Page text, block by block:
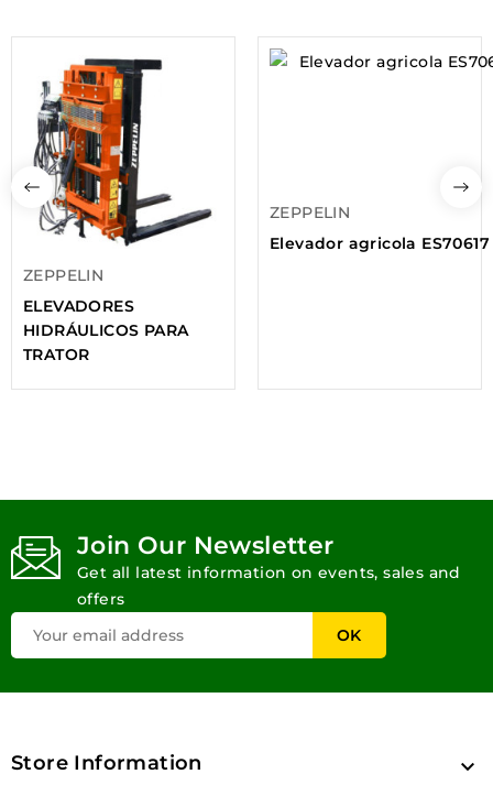
ZEPPELIN
ELEVADORES
HIDRÁULICOS PARA
TRATOR
ZEPPELIN
Elevador agricola ES70617
Join Our Newsletter
Get all latest information on events, sales and
offers
Store Information 